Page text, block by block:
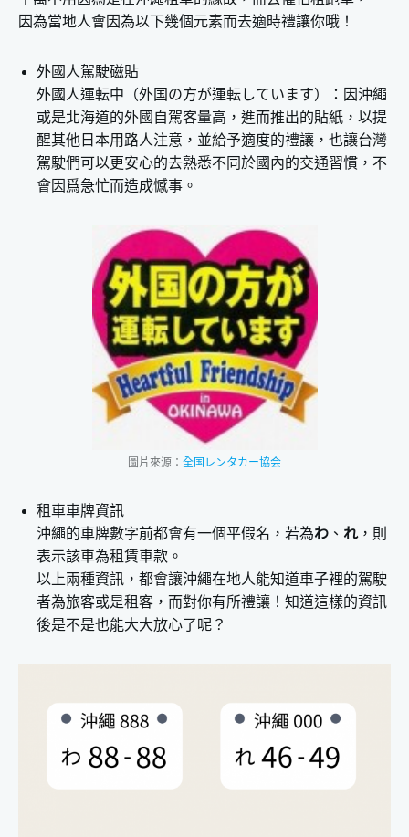
沖繩租跑車店家介紹
1.Mazda MX-5 (roadster)
2.DAIHATSU Copen
3.MINI Convertible
4.Porsche Boxter
5.Honda S660
6.Ferrari California
沖繩租跑車推薦車款價格比較
沖繩租跑車保險介紹
1.免責賠償制度(CDW)
2.NOC補償 （營業損失費）
沖繩租跑車常見問題
1.幾歲可以租跑車？
2.過路費怎麼算？
沖繩租跑車注意事項
1.交通規範
2.交通號誌
3.導航設定
4.駕駛標誌貼紙
2.沖繩景點路線
因為當地人會因為以下幾個元素而去適時禮讓你哦！
外國人駕駛磁貼
外國人運転中（外国の方が運転しています）：因沖繩
或是北海道的外國自駕客量高，進而推出的貼紙，以提
醒其他日本用路人注意，並給予適度的禮讓，也讓台灣
駕駛們可以更安心的去熟悉不同於國內的交通習慣，不
會因爲急忙而造成憾事。
圖片來源： 全国レンタカー協会
租車車牌資訊
沖繩的車牌數字前都會有一個平假名，若為わ 、 れ，則
表示該車為租賃車款。
以上兩種資訊，都會讓沖繩在地人能知道車子裡的駕駛
者為旅客或是租客，而對你有所禮讓！知道這樣的資訊
後是不是也能大大放心了呢？